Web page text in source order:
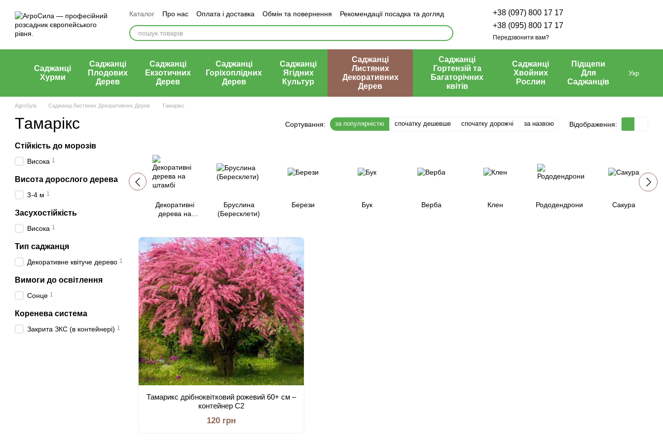
Каталог Про нас Оплата і доставка Обмін та повернення
Рекомендації посадка та догляд
Статті
Контакти Відгуки про магазин
+38 (097) 800 17 17
+38 (095) 800 17 17
Передзвонити вам?
Саджанці
Хурми
Саджанці
Плодових
Дерев
Саджанці
Екзотичних
Дерев
Саджанці
Горіхоплідних
Дерев
Саджанці
Ягідних
Культур
Саджанці
Листяних
Декоративних
Дерев
Саджанці
Гортензій та
Багаторічних
квітів
Саджанці
Хвойних
Рослин
Підщепи
Для
Саджанців
Укр
AgroSyla Саджанці Листяних Декоративних Дерев Тамарікс
Тамарікс Сортування: за популярністю спочатку дешевше спочатку дорожчі за назвою Відображення:
Декоративні
дерева на
Бруслина
(Бересклети)
Берези Бук Верба Клен Рододендрони Сакура
Тамарикс дрібноквітковий рожевий 60+ см –
контейнер С2
120 грн
Стійкість до морозів
Висока 1
Висота дорослого дерева
3-4 м 1
Засухостійкість
Висока 1
Тип саджанця
Декоративне квітуче дерево 1
Вимоги до освітлення
Сонце 1
Коренева система
Закрита ЗКС (в контейнері) 1